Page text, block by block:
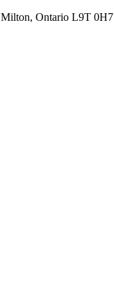
Milton, Ontario L9T 0H7